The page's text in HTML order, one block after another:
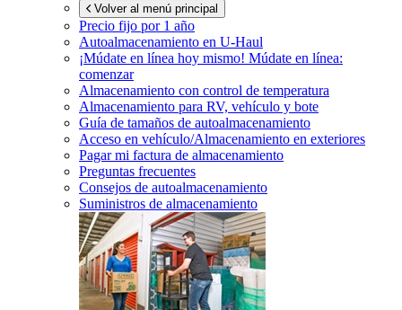
Volver al menú principal
Precio fijo por 1 año
Autoalmacenamiento en U-Haul
¡Múdate en línea hoy mismo! Múdate en línea:
comenzar
Almacenamiento con control de temperatura
Almacenamiento para RV, vehículo y bote
Guía de tamaños de autoalmacenamiento
Acceso en vehículo/Almacenamiento en exteriores
Pagar mi factura de almacenamiento
Preguntas frecuentes
Consejos de autoalmacenamiento
Suministros de almacenamiento